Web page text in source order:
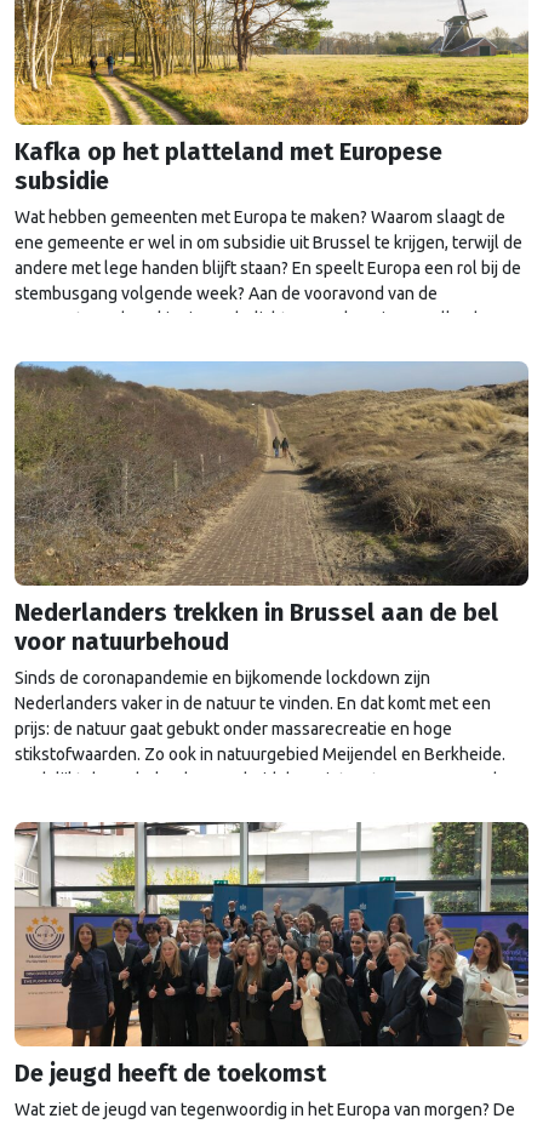
Kafka op het platteland met Europese
subsidie
Wat hebben gemeenten met Europa te maken? Waarom slaagt de
ene gemeente er wel in om subsidie uit Brussel te krijgen, terwijl de
andere met lege handen blijft staan? En speelt Europa een rol bij de
stembusgang volgende week? Aan de vooravond van de
gemeenteraadsverkiezingen belicht Brusselse Nieuwe elke dag een
Nederlanders trekken in Brussel aan de bel
voor natuurbehoud
Sinds de coronapandemie en bijkomende lockdown zijn
Nederlanders vaker in de natuur te vinden. En dat komt met een
prijs: de natuur gaat gebukt onder massarecreatie en hoge
stikstofwaarden. Zo ook in natuurgebied Meijendel en Berkheide.
Toch lijkt de Nederlandse overheid daar niet op te reageren. Reden
De jeugd heeft de toekomst
Wat ziet de jeugd van tegenwoordig in het Europa van morgen? De